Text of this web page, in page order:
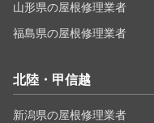
山形県の屋根修理業者
福島県の屋根修理業者
北陸・甲信越
新潟県の屋根修理業者